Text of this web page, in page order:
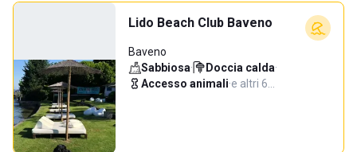
Lido Beach Club Baveno
Baveno
Sabbiosa· Doccia calda·
Accesso animali·e altri 6…